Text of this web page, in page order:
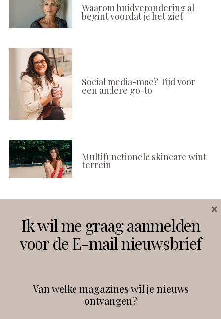
Waarom huidveroudering al
begint voordat je het ziet
Social media-moe? Tijd voor
een andere go-to
Multifunctionele skincare wint
terrein
Instagram Facebook
debeautyprofessional
Ik wil me graag aanmelden
voor de E-mail nieuwsbrief
Van welke magazines wil je nieuws
ontvangen?
×